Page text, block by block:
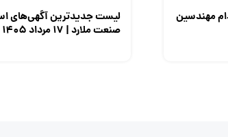
مهندسین
لیست جدیدترین آگهی‌های
صنعت ملارد | ۱۷ مرداد ۱۴۰۵